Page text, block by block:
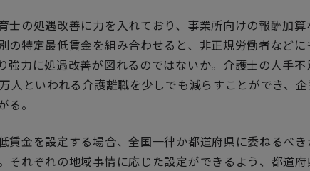
士の処遇改善に力を入れており、事業所向けの報酬加算
の特定最低賃金を組み合わせると、非正規労働者などに
強力に処遇改善が図れるのではないか。介護士の人手不
人といわれる介護離職を少しでも減らすことができ、
る。
賃金を設定する場合、全国一律か都道府県に委ねるべき
それぞれの地域事情に応じた設定ができるよう、都道